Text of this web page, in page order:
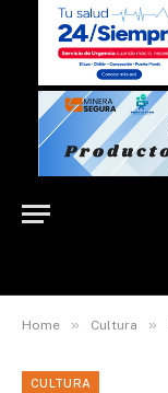
Home » Cultura »
CULTURA